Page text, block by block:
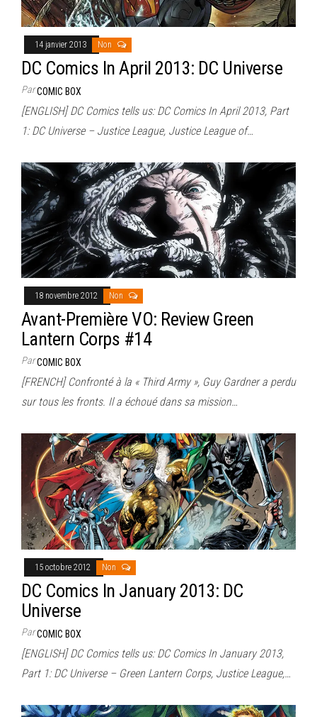
14 janvier 2013 Non
DC Comics In April 2013: DC Universe
ParCOMIC BOX
[ENGLISH] DC Comics tells us: DC Comics In April 2013, Part
1: DC Universe – Justice League, Justice League of…
18 novembre 2012 Non
Avant-Première VO: Review Green
Lantern Corps #14
ParCOMIC BOX
[FRENCH] Confronté à la « Third Army », Guy Gardner a perdu
sur tous les fronts. Il a échoué dans sa mission…
15 octobre 2012 Non
DC Comics In January 2013: DC
Universe
ParCOMIC BOX
[ENGLISH] DC Comics tells us: DC Comics In January 2013,
Part 1: DC Universe – Green Lantern Corps, Justice League,…